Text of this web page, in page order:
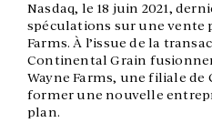
Nasdaq, le 18 juin 2021,
spéculations sur une vente
Farms. À l’issue de la
Continental Grain
Wayne Farms, une filiale
former une nouvelle
plan.